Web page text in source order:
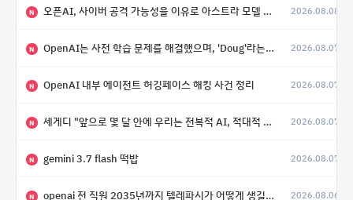
N 오픈AI, 사이버 공격 가능성을 이유로 아스트라 모델 출시 연기 2026.08.08
N OpenAI는 사전 학습 문제를 해결했으며, 'Doug'라는 코드명을 가진 훨씬 더 큰 모델을 활발히 개발 중 2026.08.07
N OpenAI 내부 에이전트 허깅페이스 해킹 사건 정리 2026.08.07
N 세게디 "앞으로 몇 달 안에 우리는 전복적 AI, 적대적 AI 둘 다 보게 될 것" 2026.08.07
N gemini 3.7 flash 떡밥 2026.08.07
N openai 전 직원 2035년까지 텔레파시가 어떻게 생길 수 있는지 2026.08.06